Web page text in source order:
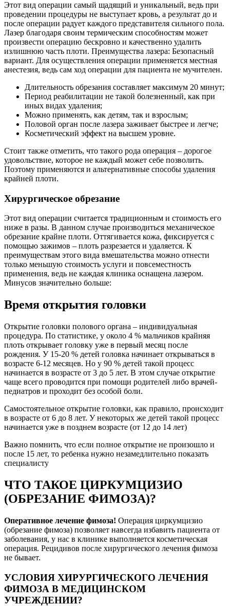
Этот вид операции самый щадящий и уникальный, ведь при
проведении процедуры не выступает кровь, а результат до и
после операции радует каждого представителя сильного пола.
Лазер благодаря своим термическим способностям может
произвести операцию бескровно и качественно удалить
излишнюю часть плоти. Преимущества лазера: Безопасный
вариант. Для осуществления операции применяется местная
анестезия, ведь сам ход операции для пациента не мучителен.
Длительность обрезания составляет максимум 20 минут;
Период реабилитации не такой болезненный, как при
иных видах удаления;
Можно применять, как детям, так и взрослым;
Половой орган после лазера заживает быстрее и легче;
Косметический эффект на высшем уровне.
Стоит также отметить, что такого рода операция – дорогое
удовольствие, которое не каждый может себе позволить.
Поэтому применяются и альтернативные способы удаления
крайней плоти.
Хирургическое обрезание
Этот вид операции считается традиционным и стоимость его
ниже в разы. В данном случае производиться механическое
обрезание крайне плоти. Оттягивается кожа, фиксируется с
помощью зажимов – плоть разрезается и удаляется. К
преимуществам этого вида вмешательства можно отнести
только меньшую стоимость услуги и повсеместность
применения, ведь не каждая клиника оснащена лазером.
Минусов значительно больше:
Время открытия головки
Открытие головки полового органа – индивидуальная
процедура. По статистике, у около 4 % мальчиков крайняя
плоть открывает головку уже в первый месяц после
рождения. У 15-20 % детей головка начинает открываться в
возрасте 6-12 месяцев. Но у 90 % детей такой процесс
начинается в возрасте от 3 до 5 лет. В этом случае открытие
чаще всего проводится при помощи родителей либо врачей-
педиатров и проходит без особой боли.
Самостоятельное открытие головки, как правило, происходит
в возрасте от 6 до 8 лет. У некоторых же детей такой процесс
начинается уже в позднем возрасте (от 12 до 14 лет)
Важно помнить, что если полное открытие не произошло и
после 15 лет, то ребенка нужно незамедлительно показать
специалисту
ЧТО ТАКОЕ ЦИРКУМЦИЗИО
(ОБРЕЗАНИЕ ФИМОЗА)?
Оперативное лечение фимоза! Операция циркумцизио
(обрезание фимоза) позволяет навсегда избавить пациента от
заболевания, у нас в клинике выполняется косметическая
операция. Рецидивов после хирургического лечения фимоза
не бывает.
УСЛОВИЯ ХИРУРГИЧЕСКОГО ЛЕЧЕНИЯ
ФИМОЗА В МЕДИЦИНСКОМ
УЧРЕЖДЕНИИ?